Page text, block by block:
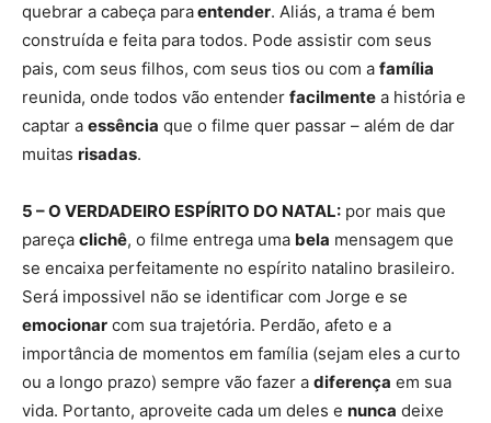
quebrar a cabeça paraentender. Aliás, a trama é bem
construída e feita para todos. Pode assistir com seus
pais, com seus filhos, com seus tios ou com a família
reunida, onde todos vão entender facilmente a história e
captar a essência que o filme quer passar – além de dar
muitas risadas.
5 – O VERDADEIRO ESPÍRITO DO NATAL: por mais que
pareça clichê, o filme entrega uma bela mensagem que
se encaixa perfeitamente no espírito natalino brasileiro.
Será impossivel não se identificar com Jorge e se
emocionar com sua trajetória. Perdão, afeto e a
importância de momentos em família (sejam eles a curto
ou a longo prazo) sempre vão fazer a diferença em sua
vida. Portanto, aproveite cada um deles e nunca deixe